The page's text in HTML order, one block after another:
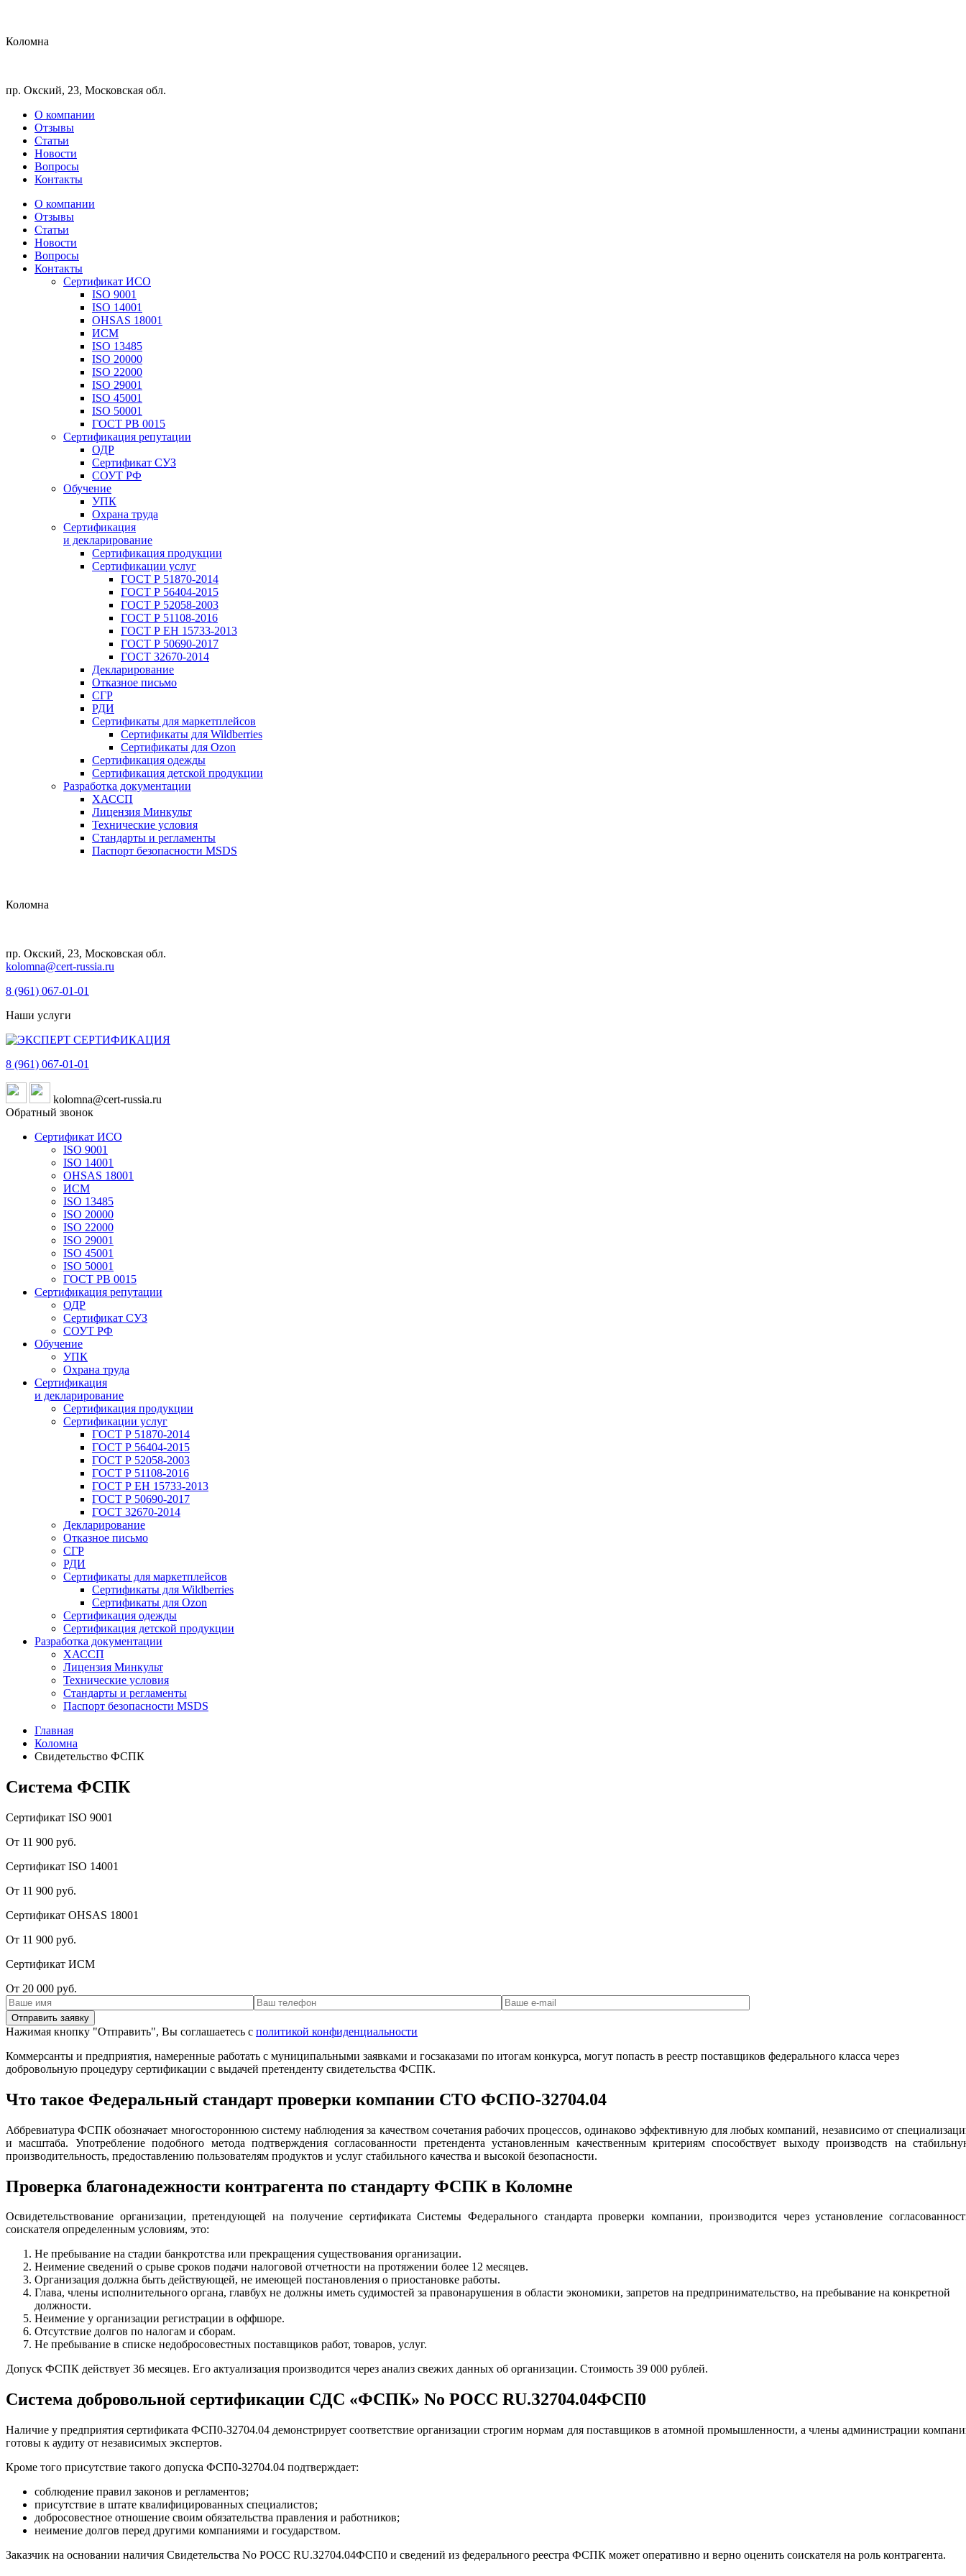
Коломна
пр. Окский, 23, Московская обл.
О компании
Отзывы
Статьи
Новости
Вопросы
Контакты
О компании
Отзывы
Статьи
Новости
Вопросы
Контакты
Сертификат ИСО
ISO 9001
ISO 14001
OHSAS 18001
ИСМ
ISO 13485
ISO 20000
ISO 22000
ISO 29001
ISO 45001
ISO 50001
ГОСТ РВ 0015
Сертификация репутации
ОДР
Сертификат СУЗ
СОУТ РФ
Обучение
УПК
Охрана труда
Сертификация
и декларирование
Сертификация продукции
Сертификации услуг
ГОСТ Р 51870-2014
ГОСТ Р 56404-2015
ГОСТ Р 52058-2003
ГОСТ Р 51108-2016
ГОСТ Р ЕН 15733-2013
ГОСТ Р 50690-2017
ГОСТ 32670-2014
Декларирование
Отказное письмо
СГР
РДИ
Сертификаты для маркетплейсов
Сертификаты для Wildberries
Сертификаты для Ozon
Сертификация одежды
Сертификация детской продукции
Разработка документации
ХАССП
Лицензия Минкульт
Технические условия
Стандарты и регламенты
Паспорт безопасности MSDS
Коломна
пр. Окский, 23, Московская обл.
kolomna@cert-russia.ru
8 (961) 067-01-01
Наши услуги
8 (961) 067-01-01
kolomna@cert-russia.ru
Обратный звонок
Сертификат ИСО
ISO 9001
ISO 14001
OHSAS 18001
ИСМ
ISO 13485
ISO 20000
ISO 22000
ISO 29001
ISO 45001
ISO 50001
ГОСТ РВ 0015
Сертификация репутации
ОДР
Сертификат СУЗ
СОУТ РФ
Обучение
УПК
Охрана труда
Сертификация
и декларирование
Сертификация продукции
Сертификации услуг
ГОСТ Р 51870-2014
ГОСТ Р 56404-2015
ГОСТ Р 52058-2003
ГОСТ Р 51108-2016
ГОСТ Р ЕН 15733-2013
ГОСТ Р 50690-2017
ГОСТ 32670-2014
Декларирование
Отказное письмо
СГР
РДИ
Сертификаты для маркетплейсов
Сертификаты для Wildberries
Сертификаты для Ozon
Сертификация одежды
Сертификация детской продукции
Разработка документации
ХАССП
Лицензия Минкульт
Технические условия
Стандарты и регламенты
Паспорт безопасности MSDS
Главная
Коломна
Свидетельство ФСПК
Система ФСПК
Сертификат ISO 9001
От 11 900 руб.
Сертификат ISO 14001
От 11 900 руб.
Сертификат OHSAS 18001
От 11 900 руб.
Сертификат ИСМ
От 20 000 руб.
Нажимая кнопку "Отправить", Вы соглашаетесь с политикой конфиденциальности
Коммерсанты и предприятия, намеренные работать с муниципальными заявками и госзаказами по итогам конкурса, могут попасть в реестр поставщиков федерального класса через
добровольную процедуру сертификации с выдачей претенденту свидетельства ФСПК.
Что такое Федеральный стандарт проверки компании СТО ФСПО-З2704.04
Аббревиатура ФСПК обозначает многостороннюю систему наблюдения за качеством сочетания рабочих процессов, одинаково эффективную для любых компаний, независимо от
и масштаба. Употребление подобного метода подтверждения согласованности претендента установленным качественным критериям способствует выходу производств на
производительность, предоставлению пользователям продуктов и услуг стабильного качества и высокой безопасности.
Проверка благонадежности контрагента по стандарту ФСПК в Коломне
Освидетельствование организации, претендующей на получение сертификата Системы Федерального стандарта проверки компании, производится через установление
соискателя определенным условиям, это:
Не пребывание на стадии банкротства или прекращения существования организации.
Неимение сведений о срыве сроков подачи налоговой отчетности на протяжении более 12 месяцев.
Организация должна быть действующей, не имеющей постановления о приостановке работы.
Глава, члены исполнительного органа, главбух не должны иметь судимостей за правонарушения в области экономики, запретов на предпринимательство, на пребывание на конкретной
должности.
Неимение у организации регистрации в оффшоре.
Отсутствие долгов по налогам и сборам.
Не пребывание в списке недобросовестных поставщиков работ, товаров, услуг.
Допуск ФСПК действует 36 месяцев. Его актуализация производится через анализ свежих данных об организации. Стоимость 39 000 рублей.
Система добровольной сертификации СДС «ФСПК» No РОСС RU.З2704.04ФСП0
Наличие у предприятия сертификата ФСП0-З2704.04 демонстрирует соответствие организации строгим нормам для поставщиков в атомной промышленности, а члены администрации
готовы к аудиту от независимых экспертов.
Кроме того присутствие такого допуска ФСП0-З2704.04 подтверждает:
соблюдение правил законов и регламентов;
присутствие в штате квалифицированных специалистов;
добросовестное отношение своим обязательства правления и работников;
неимение долгов перед другими компаниями и государством.
Заказчик на основании наличия Свидетельства No РОСС RU.З2704.04ФСП0 и сведений из федерального реестра ФСПК может оперативно и верно оценить соискателя на роль контрагента.